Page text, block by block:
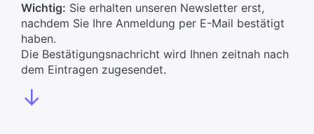
Wichtig: Sie erhalten unseren Newsletter erst,
nachdem Sie Ihre Anmeldung per E-Mail bestätigt
haben.
Die Bestätigungsnachricht wird Ihnen zeitnah nach
dem Eintragen zugesendet.
↓